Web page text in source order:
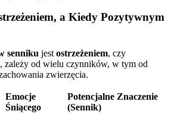
a Kiedy Pozytywnym
senniku jest ostrzeżeniem, czy
, zależy od wielu czynników, w tym od
zwierzęcia.
Emocje
Śniącego
Potencjalne Znaczenie
(Sennik)